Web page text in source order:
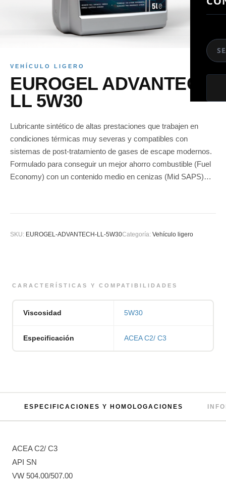
VEHÍCULO LIGERO
EUROGEL ADVANTECH
LL 5W30
Lubricante sintético de altas prestaciones que trabajen en
condiciones térmicas muy severas y compatibles con
sistemas de post-tratamiento de gases de escape modernos.
Formulado para conseguir un mejor ahorro combustible (Fuel
Economy) con un contenido medio en cenizas (Mid SAPS)…
SKU: EUROGEL-ADVANTECH-LL-5W30Categoría: Vehículo ligero
CARACTERÍSTICAS Y COMPATIBILIDADES
Viscosidad 5W30
Especificación ACEA C2/ C3
ESPECIFICACIONES Y HOMOLOGACIONES
ACEA C2/ C3
API SN
VW 504.00/507.00